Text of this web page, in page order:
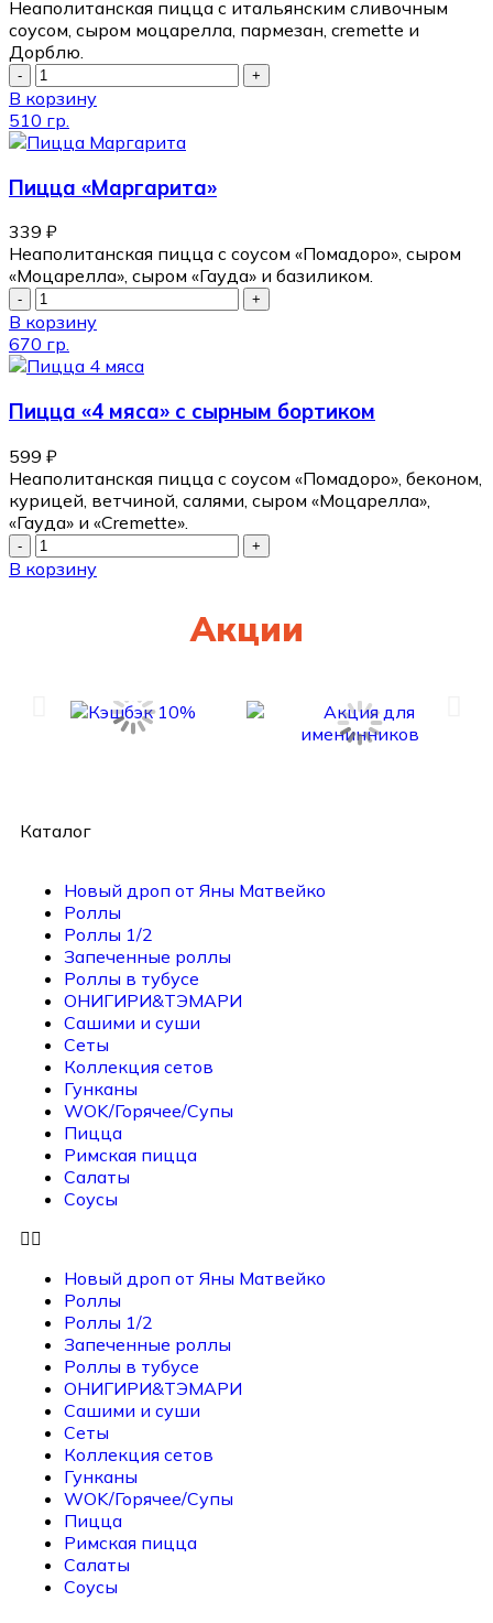
Неаполитанская пицца с итальянским сливочным
соусом, сыром моцарелла, пармезан, cremette и
Дорблю.
В корзину
510 гр.
Пицца «Маргарита»
339 ₽
Неаполитанская пицца с соусом «Помадоро», сыром
«Моцарелла», сыром «Гауда» и базиликом.
В корзину
670 гр.
Пицца «4 мяса» с сырным бортиком
599 ₽
Неаполитанская пицца с соусом «Помадоро», беконом,
курицей, ветчиной, салями, сыром «Моцарелла»,
«Гауда» и «Cremette».
В корзину
Акции
Каталог
Новый дроп от Яны Матвейко
Роллы
Роллы 1/2
Запеченные роллы
Роллы в тубусе
ОНИГИРИ&ТЭМАРИ
Сашими и суши
Сеты
Коллекция сетов
Гунканы
WOK/Горячее/Супы
Пицца
Римская пицца
Салаты
Соусы
Новый дроп от Яны Матвейко
Роллы
Роллы 1/2
Запеченные роллы
Роллы в тубусе
ОНИГИРИ&ТЭМАРИ
Сашими и суши
Сеты
Коллекция сетов
Гунканы
WOK/Горячее/Супы
Пицца
Римская пицца
Салаты
Соусы